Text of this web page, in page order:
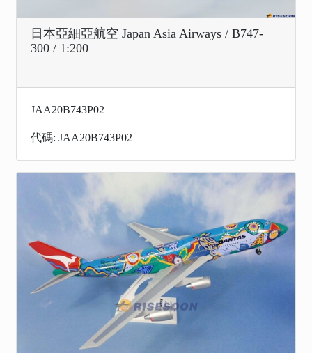
日本亞細亞航空 Japan Asia Airways / B747-
300 / 1:200
JAA20B743P02
代碼: JAA20B743P02